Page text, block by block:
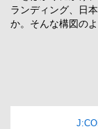
ランディング、日
か。そんな構図の